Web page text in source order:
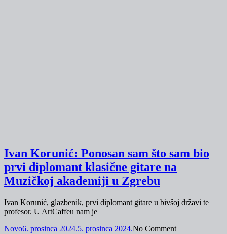
Ivan Korunić: Ponosan sam što sam bio
prvi diplomant klasične gitare na
Muzičkoj akademiji u Zgrebu
Ivan Korunić, glazbenik, prvi diplomant gitare u bivšoj državi te
profesor. U ArtCaffeu nam je
Novo6. prosinca 2024.5. prosinca 2024.No Comment